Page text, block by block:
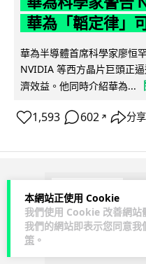
本網站正使用 Cookie
我們使用 Cookie 改善網站
我們的網站即表示您同意我
策 。
華為「韜定律」
華為半導體首席科學家廖恒
NVIDIA 等西方晶片巨頭正
濟效益。他同時介紹華為...
1,593 602 ↗ 分享